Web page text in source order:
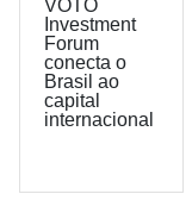
VOTO
Investment
Forum
conecta o
Brasil ao
capital
internacional